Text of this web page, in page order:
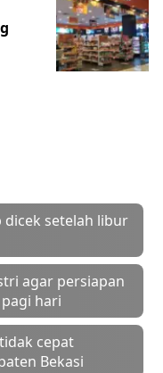
setelah libur
agar persiapan
hari
cepat
Bekasi